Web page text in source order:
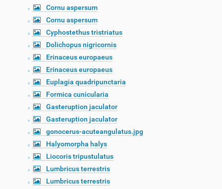
Cornu aspersum
Cornu aspersum
Cyphostethus tristriatus
Dolichopus nigricornis
Erinaceus europaeus
Erinaceus europaeus
Euplagia quadripunctaria
Formica cunicularia
Gasteruption jaculator
Gasteruption jaculator
gonocerus-acuteangulatus.jpg
Halyomorpha halys
Liocoris tripustulatus
Lumbricus terrestris
Lumbricus terrestris